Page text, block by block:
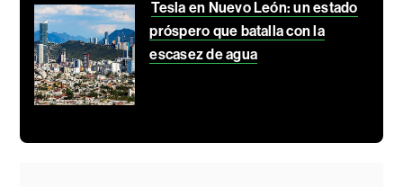
Tesla en Nuevo León: un estado
próspero que batalla con la
escasez de agua